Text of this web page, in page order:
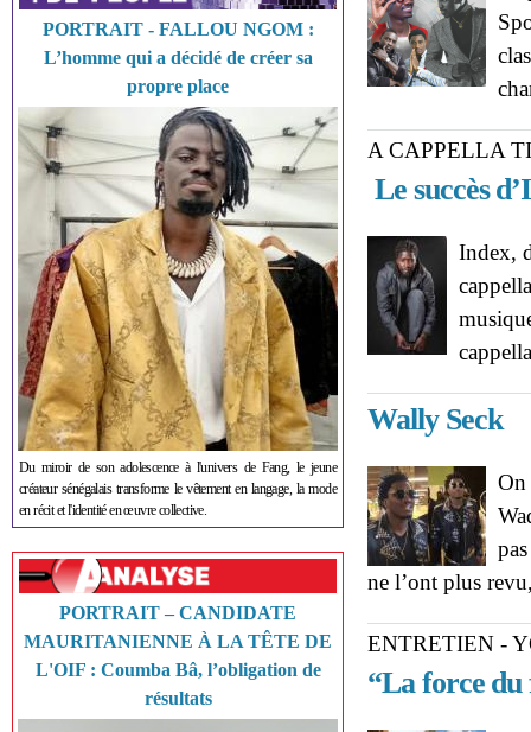
PORTRAIT - FALLOU NGOM :
L’homme qui a décidé de créer sa
propre place
Du miroir de son adolescence à l'univers de Fang, le jeune
créateur sénégalais transforme le vêtement en langage, la mode
en récit et l'identité en œuvre collective.
PORTRAIT – CANDIDATE
MAURITANIENNE À LA TÊTE DE
L'OIF : Coumba Bâ, l’obligation de
résultats
A CAPPELLA
Le succès
Index,
Wally Seck
On
ne l’ont plus
ENTRETIEN -
“La force du